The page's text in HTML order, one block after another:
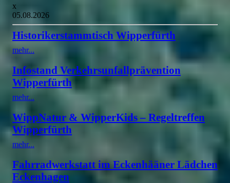
x
05.08.2026
Historikerstammtisch Wipperfürth
mehr...
Infostand Verkehrsunfallprävention
Wipperfürth
mehr...
WippNatur & WipperKids – Regeltreffen
Wipperfürth
mehr...
Fahrradwerkstatt im Eckenhääner Lädchen
Eckenhagen